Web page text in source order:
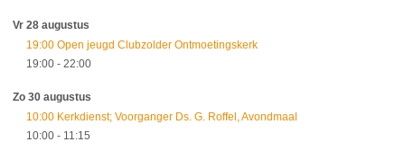
Vr 28 augustus
19:00 Open jeugd Clubzolder Ontmoetingskerk
19:00 - 22:00
Zo 30 augustus
10:00 Kerkdienst; Voorganger Ds. G. Roffel, Avondmaal
10:00 - 11:15